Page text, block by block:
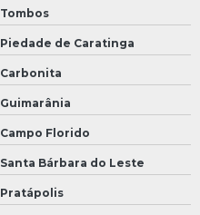
Tombos
Piedade de Caratinga
Carbonita
Guimarânia
Campo Florido
Santa Bárbara do Leste
Pratápolis